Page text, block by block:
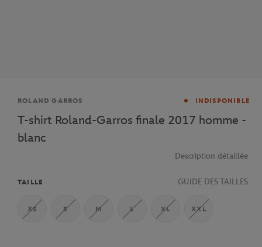
Marque
ROLAND GARROS INDISPONIBLE
T-shirt Roland-Garros finale 2017 homme -
blanc
Description détaillée
TAILLE GUIDE DES TAILLES
XS S M L XL XXL